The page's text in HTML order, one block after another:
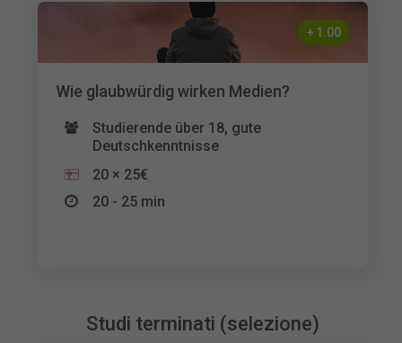
+ 1.00
Wie glaubwürdig wirken Medien?
Studierende über 18, gute
Deutschkenntnisse
20 × 25€
20 - 25 min
Studi terminati (selezione)